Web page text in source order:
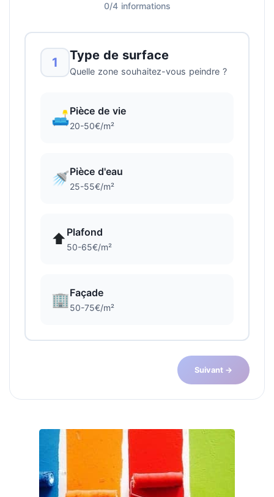
0/4 informations
1 Type de surface
Quelle zone souhaitez-vous peindre ?
🛋️Pièce de vie
20-50€/m²
🚿Pièce d'eau
25-55€/m²
⬆️ Plafond
50-65€/m²
🏢Façade
50-75€/m²
Suivant →